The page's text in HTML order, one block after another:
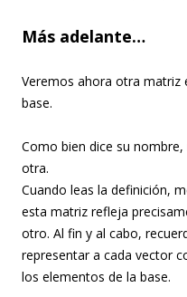
Más adelante…
Veremos ahora otra matriz
base.
Como bien dice su
otra.
Cuando leas la definición,
esta matriz refleja
otro. Al fin y al cabo,
representar a cada vector
los elementos de la base.